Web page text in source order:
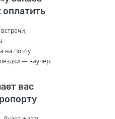
оплатить
на почту
— ваучер.
вас